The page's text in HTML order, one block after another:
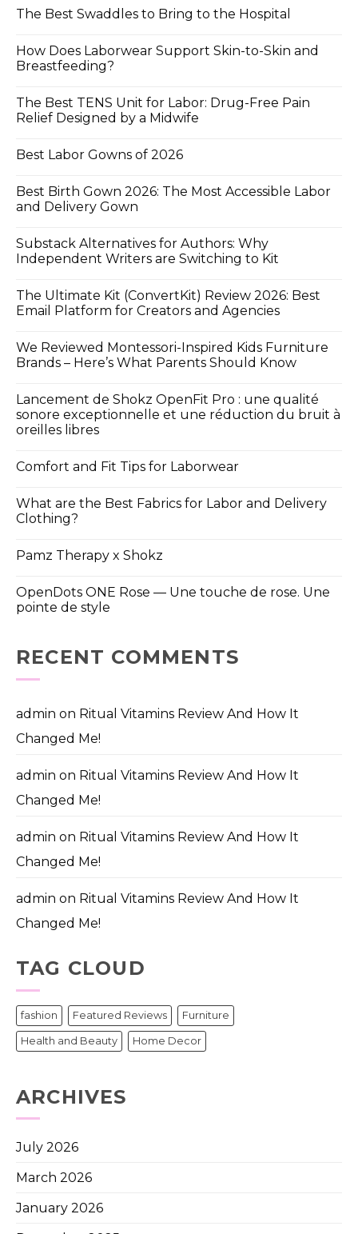
The Best Swaddles to Bring to the Hospital
How Does Laborwear Support Skin-to-Skin and
Breastfeeding?
The Best TENS Unit for Labor: Drug-Free Pain
Relief Designed by a Midwife
Best Labor Gowns of 2026
Best Birth Gown 2026: The Most Accessible Labor
and Delivery Gown
Substack Alternatives for Authors: Why
Independent Writers are Switching to Kit
The Ultimate Kit (ConvertKit) Review 2026: Best
Email Platform for Creators and Agencies
We Reviewed Montessori-Inspired Kids Furniture
Brands – Here’s What Parents Should Know
Lancement de Shokz OpenFit Pro : une qualité
sonore exceptionnelle et une réduction du bruit à
oreilles libres
Comfort and Fit Tips for Laborwear
What are the Best Fabrics for Labor and Delivery
Clothing?
Pamz Therapy x Shokz
OpenDots ONE Rose — Une touche de rose. Une
pointe de style
RECENT COMMENTS
admin on Ritual Vitamins Review And How It
Changed Me!
admin on Ritual Vitamins Review And How It
Changed Me!
admin on Ritual Vitamins Review And How It
Changed Me!
admin on Ritual Vitamins Review And How It
Changed Me!
TAG CLOUD
fashion Featured Reviews Furniture
Health and Beauty Home Decor
ARCHIVES
July 2026
March 2026
January 2026